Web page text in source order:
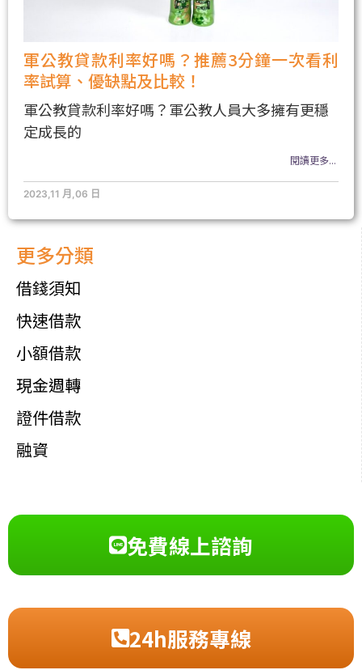
更多分類
借錢須知
快速借款
小額借款
現金週轉
證件借款
融資
軍公教貸款利率好嗎？推薦3分鐘一次看利
率試算、優缺點及比較！
軍公教貸款利率好嗎？軍公教人員大多擁有更穩
定成長的
閱讀更多...
2023,11 月,06 日
免費線上諮詢
24h服務專線